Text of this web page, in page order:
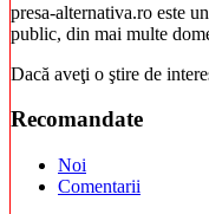
presa-alternativa.ro este
public, din mai multe
Dacă aveţi o ştire de
Recomandate
Noi
Comentarii